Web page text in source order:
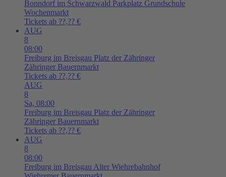
Bonndorf im Schwarzwald Parkplatz Grundschule
Wochenmarkt
Tickets ab ??,?? €
AUG
8
08:00
Freiburg im Breisgau Platz der Zähringer
Zähringer Bauernmarkt
Tickets ab ??,?? €
AUG
8
Sa, 08:00
Freiburg im Breisgau Platz der Zähringer
Zähringer Bauernmarkt
Tickets ab ??,?? €
AUG
8
08:00
Freiburg im Breisgau Alter Wiehrebahnhof